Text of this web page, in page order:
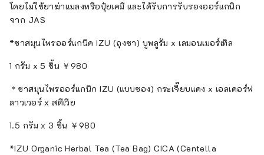
โดยไม่ใช้ยาฆ่าแมลงหรือปุ๋ยเคมี และได้รับการรับรองออร์แกนิก
จาก JAS
*ชาสมุนไพรออร์แกนิค IZU (ถุงชา) บูพลูรัม x เลมอนเมอร์เทิล
1 กรัม x 5 ชิ้น ￥980
＊ชาสมุนไพรออร์แกนิก IZU (แบบซอง) กระเจี๊ยบแดง x เอลเดอร์ฟ
ลาวเวอร์ x สตีเวีย
1.5 กรัม x 3 ชิ้น ￥980
*IZU Organic Herbal Tea (Tea Bag) CICA (Centella